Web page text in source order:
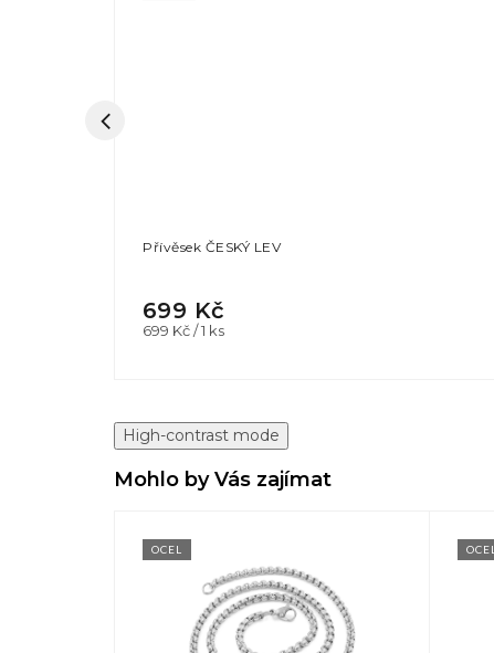
Přívěsek ČESKÝ LEV
699 Kč
Měrná
699 Kč / 1 ks
High-contrast mode
Mohlo by Vás zajímat
OCEL OCEL